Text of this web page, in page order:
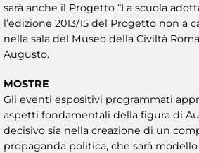
sarà anche il Progetto “La scuola
l’edizione 2013/15 del Progetto non a
nella sala del Museo della Civiltà
Augusto.
MOSTRE
Gli eventi espositivi programmati
aspetti fondamentali della figura di
decisivo sia nella creazione di un
propaganda politica, che sarà